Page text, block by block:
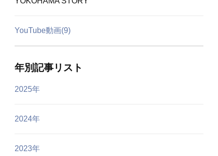
YouTube動画(9)
年別記事リスト
2025年
2024年
2023年